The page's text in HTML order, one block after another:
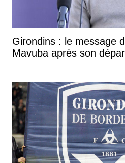
Girondins : le message
Mavuba après son